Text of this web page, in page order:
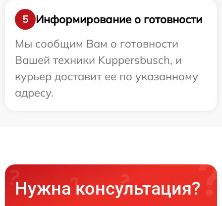
5
Информирование о готовности
Мы сообщим Вам о готовности
Вашей техники Kuppersbusch, и
курьер доставит ее по указанному
адресу.
Нужна консультация?